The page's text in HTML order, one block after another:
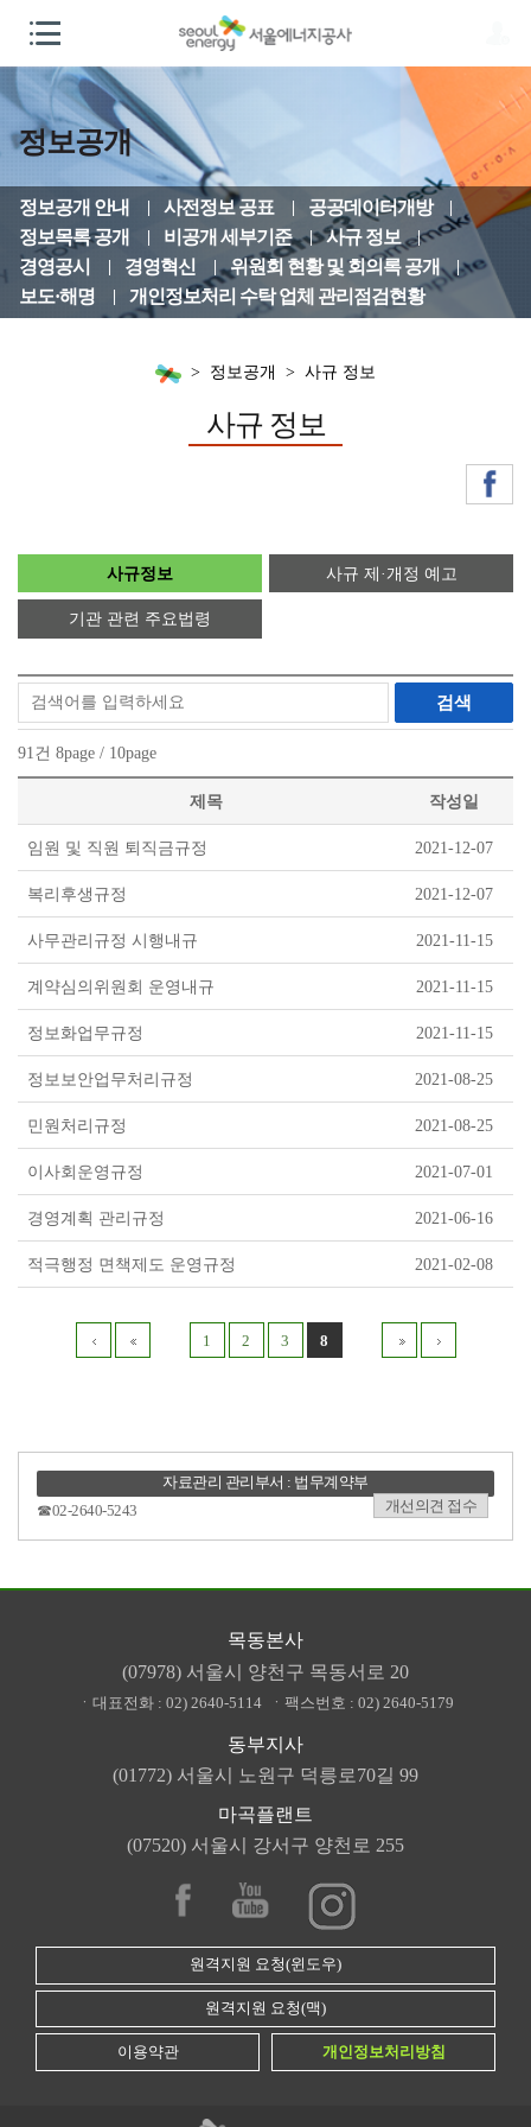
정보공개
정보공개 안내 사전정보 공표
공공데이터개방
정보목록 공개
비공개 세부기준
사규 정보
경영공시
경영혁신
위원회 현황 및 회의록 공개
보도·해명
개인정보처리 수탁 업체 관리점검현황
정보공개 사규 정보
사규 정보
사규정보 사규 제·개정 예고
기관 관련 주요법령
검색
91건 8page / 10page
제목 작성일
임원 및 직원 퇴직금규정 2021-12-07
복리후생규정 2021-12-07
사무관리규정 시행내규 2021-11-15
계약심의위원회 운영내규 2021-11-15
정보화업무규정 2021-11-15
정보보안업무처리규정 2021-08-25
민원처리규정 2021-08-25
이사회운영규정 2021-07-01
경영계획 관리규정 2021-06-16
적극행정 면책제도 운영규정 2021-02-08
1 2 3 8
자료관리 관리부서 : 법무계약부
☎02-2640-5243
개선의견 접수
목동본사
(07978) 서울시 양천구 목동서로 20
ㆍ대표전화 : 02) 2640-5114 ㆍ팩스번호 : 02) 2640-5179
동부지사
(01772) 서울시 노원구 덕릉로70길 99
마곡플랜트
(07520) 서울시 강서구 양천로 255
원격지원 요청(윈도우)
원격지원 요청(맥)
이용약관 개인정보처리방침